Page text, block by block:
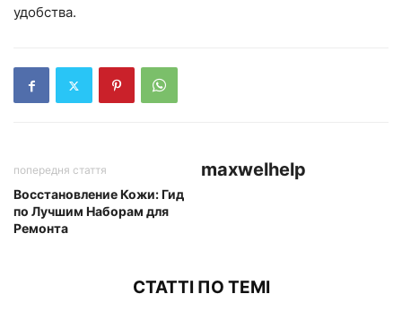
удобства.
попередня стаття
Восстановление Кожи: Гид
по Лучшим Наборам для
Ремонта
maxwelhelp
СТАТТІ ПО ТЕМІ